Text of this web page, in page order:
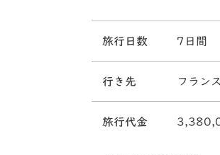
旅行日数 7日間
行き先 フランス
旅行代金